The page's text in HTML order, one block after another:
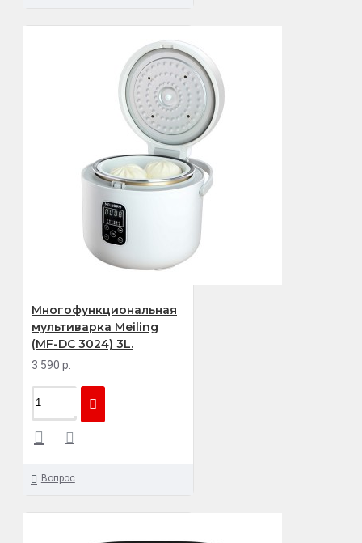
Многофункциональная
мультиварка Meiling
(MF-DC 3024) 3L.
3 590 р.
Вопрос